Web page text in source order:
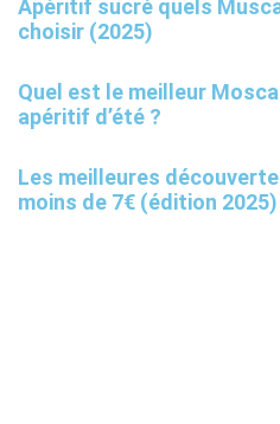
Apéritif sucré quels
choisir (2025)
Quel est le meilleur
apéritif d’été ?
Les meilleures
moins de 7€ (édition 2025)